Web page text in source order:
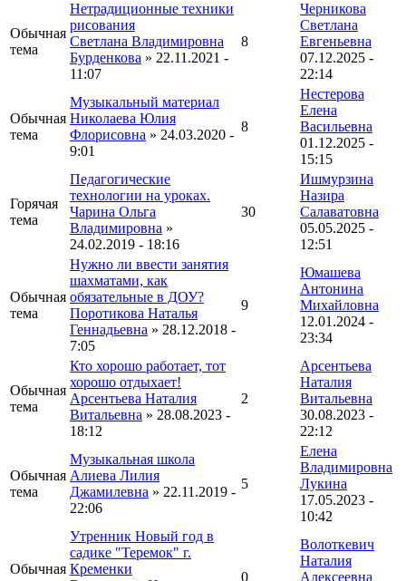
Обычная
тема
Нетрадиционные техники
рисования
Светлана Владимировна
Бурденкова » 22.11.2021 -
11:07
8
Черникова
Светлана
Евгеньевна
07.12.2025 -
22:14
Обычная
тема
Музыкальный материал
Николаева Юлия
Флорисовна » 24.03.2020 -
9:01
8
Нестерова
Елена
Васильевна
01.12.2025 -
15:15
Горячая
тема
Педагогические
технологии на уроках.
Чарина Ольга
Владимировна »
24.02.2019 - 18:16
30
Ишмурзина
Назира
Салаватовна
05.05.2025 -
12:51
Обычная
тема
Нужно ли ввести занятия
шахматами, как
обязательные в ДОУ?
Поротикова Наталья
Геннадьевна » 28.12.2018 -
7:05
9
Юмашева
Антонина
Михайловна
12.01.2024 -
23:34
Обычная
тема
Кто хорошо работает, тот
хорошо отдыхает!
Арсентьева Наталия
Витальевна » 28.08.2023 -
18:12
2
Арсентьева
Наталия
Витальевна
30.08.2023 -
22:12
Обычная
тема
Музыкальная школа
Алиева Лилия
Джамилевна » 22.11.2019 -
22:06
5
Елена
Владимировна
Лукина
17.05.2023 -
10:42
Обычная
Утренник Новый год в
садике "Теремок" г.
Кременки
0
Волоткевич
Наталия
Алексеевна